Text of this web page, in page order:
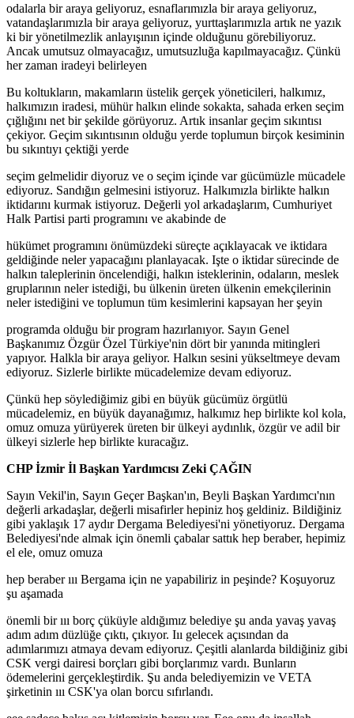
odalarla bir araya geliyoruz, esnaflarımızla bir araya geliyoruz,
vatandaşlarımızla bir araya geliyoruz, yurttaşlarımızla artık ne yazık
ki bir yönetilmezlik anlayışının içinde olduğunu görebiliyoruz.
Ancak umutsuz olmayacağız, umutsuzluğa kapılmayacağız. Çünkü
her zaman iradeyi belirleyen
Bu koltukların, makamların üstelik gerçek yöneticileri, halkımız,
halkımızın iradesi, mühür halkın elinde sokakta, sahada erken seçim
çığlığını net bir şekilde görüyoruz. Artık insanlar geçim sıkıntısı
çekiyor. Geçim sıkıntısının olduğu yerde toplumun birçok kesiminin
bu sıkıntıyı çektiği yerde
seçim gelmelidir diyoruz ve o seçim içinde var gücümüzle mücadele
ediyoruz. Sandığın gelmesini istiyoruz. Halkımızla birlikte halkın
iktidarını kurmak istiyoruz. Değerli yol arkadaşlarım, Cumhuriyet
Halk Partisi parti programını ve akabinde de
hükümet programını önümüzdeki süreçte açıklayacak ve iktidara
geldiğinde neler yapacağını planlayacak. Işte o iktidar sürecinde de
halkın taleplerinin öncelendiği, halkın isteklerinin, odaların, meslek
gruplarının neler istediği, bu ülkenin üreten ülkenin emekçilerinin
neler istediğini ve toplumun tüm kesimlerini kapsayan her şeyin
programda olduğu bir program hazırlanıyor. Sayın Genel
Başkanımız Özgür Özel Türkiye'nin dört bir yanında mitingleri
yapıyor. Halkla bir araya geliyor. Halkın sesini yükseltmeye devam
ediyoruz. Sizlerle birlikte mücadelemize devam ediyoruz.
Çünkü hep söylediğimiz gibi en büyük gücümüz örgütlü
mücadelemiz, en büyük dayanağımız, halkımız hep birlikte kol kola,
omuz omuza yürüyerek üreten bir ülkeyi aydınlık, özgür ve adil bir
ülkeyi sizlerle hep birlikte kuracağız.
CHP İzmir İl Başkan Yardımcısı Zeki ÇAĞIN
Sayın Vekil'in, Sayın Geçer Başkan'ın, Beyli Başkan Yardımcı'nın
değerli arkadaşlar, değerli misafirler hepiniz hoş geldiniz. Bildiğiniz
gibi yaklaşık 17 aydır Dergama Belediyesi'ni yönetiyoruz. Dergama
Belediyesi'nde almak için önemli çabalar sattık hep beraber, hepimiz
el ele, omuz omuza
hep beraber ııı Bergama için ne yapabiliriz in peşinde? Koşuyoruz
şu aşamada
önemli bir ııı borç çüküyle aldığımız belediye şu anda yavaş yavaş
adım adım düzlüğe çıktı, çıkıyor. Iıı gelecek açısından da
adımlarımızı atmaya devam ediyoruz. Çeşitli alanlarda bildiğiniz gibi
CSK vergi dairesi borçları gibi borçlarımız vardı. Bunların
ödemelerini gerçekleştirdik. Şu anda belediyemizin ve VETA
şirketinin ııı CSK'ya olan borcu sıfırlandı.